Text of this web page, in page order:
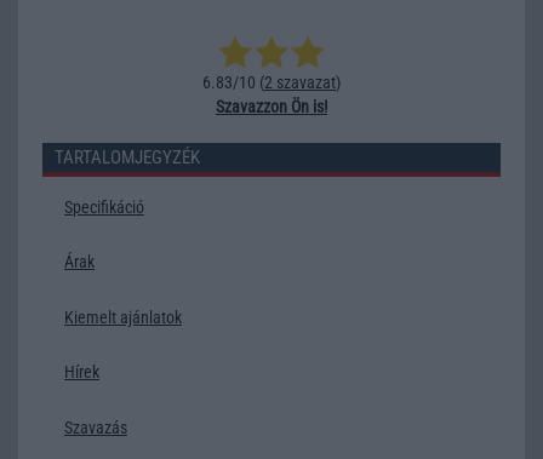
6.83/10 (2 szavazat)
Szavazzon Ön is!
TARTALOMJEGYZÉK
Specifikáció
Árak
Kiemelt ajánlatok
Hírek
Szavazás